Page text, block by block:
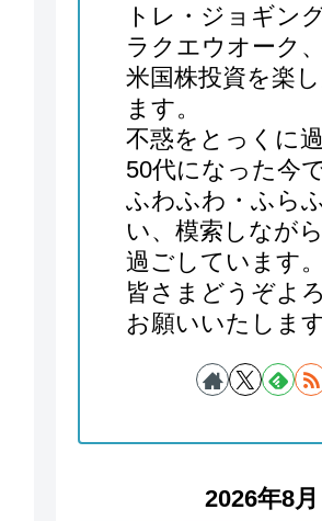
トレ・ジョギン
ラクエウオーク
米国株投資を楽
ます。
不惑をとっくに
50代になった今で
ふわふわ・ふら
い、模索しなが
過ごしています。
皆さまどうぞよ
お願いいたします
2026年8月